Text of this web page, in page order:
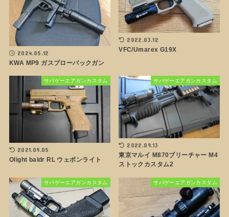
2024.05.12
KWA MP9 ガスブローバックガン
2022.03.12
VFC/Umarex G19X
サバゲーエアガンカスタム
2021.09.05
Olight baldr RL ウェポンライト
サバゲーエアガンカスタム
2022.09.13
東京マルイ M870ブリーチャー M4
ストックカスタム2
サバゲーエアガンカスタム サバゲーエアガンカスタム